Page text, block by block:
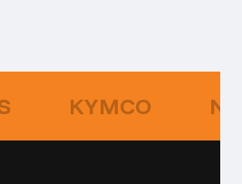
KYMCO